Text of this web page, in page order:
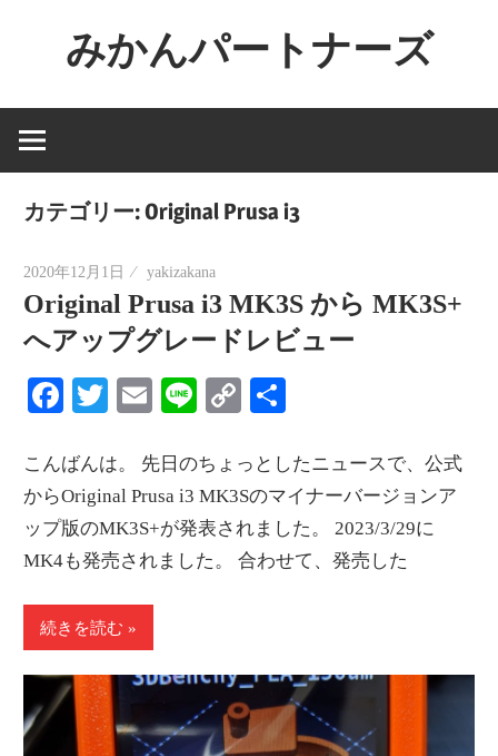
ン
へ
みかんパートナーズ
ー
ジ
ン
で
役
に
立
た
い
情
世
界
へ
発
信
カテゴリー:Original Prusa i3
2020年12月1日 yakizakana
Original Prusa i3 MK3S から MK3S+
へアップグレードレビュー
Facebook
Twitter
EmailLineCopy
こんばんは。 先日のちょっとしたニュースで、公式
からOriginal Prusa i3 MK3Sのマイナーバージョンア
ップ版のMK3S+が発表されました。 2023/3/29に
MK4も発売されました。 合わせて、発売した
続きを読む